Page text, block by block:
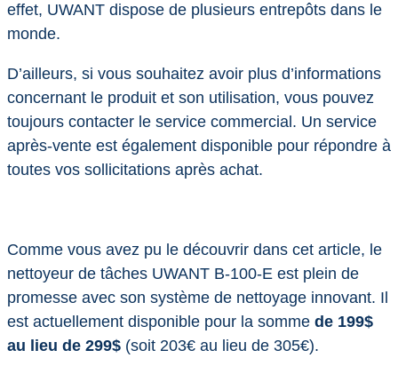
effet, UWANT dispose de plusieurs entrepôts dans le
monde.
D’ailleurs, si vous souhaitez avoir plus d’informations
concernant le produit et son utilisation, vous pouvez
toujours contacter le service commercial. Un service
après-vente est également disponible pour répondre à
toutes vos sollicitations après achat.
Comme vous avez pu le découvrir dans cet article, le
nettoyeur de tâches UWANT B-100-E est plein de
promesse avec son système de nettoyage innovant. Il
est actuellement disponible pour la somme de 199$
au lieu de 299$ (soit 203€ au lieu de 305€).